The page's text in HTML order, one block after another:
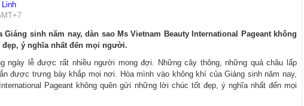
Giáng sinh năm nay, dàn sao Ms Vietnam Beauty International Pageant không
ý nghĩa nhất đến mọi người.
ngày lễ được rất nhiều người mong đợi. Những cây thông, những quả châu lấp
được trưng bày khắp mọi nơi. Hòa mình vào không khí của Giáng sinh năm nay,
Pageant không quên gửi những lời chúc tốt đẹp, ý nghĩa nhất đến mọi